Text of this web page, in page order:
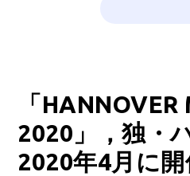
「HANNOVER
2020」，独・
2020年4月に開